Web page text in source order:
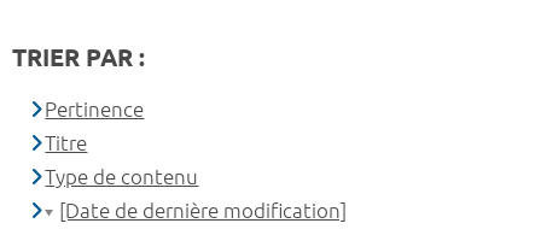
TRIER PAR :
Pertinence
Titre
Type de contenu
[Date de dernière modification]